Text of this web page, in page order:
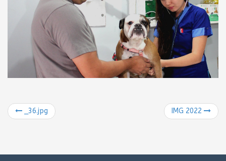
_36.jpg IMG 2022